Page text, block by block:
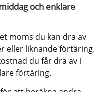
och enklare
moms du kan dra av
eller liknande förtäring.
du får dra av i
förtäring.